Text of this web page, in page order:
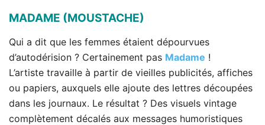
MADAME (MOUSTACHE)
Qui a dit que les femmes étaient dépourvues
d’autodérision ? Certainement pas Madame !
L’artiste travaille à partir de vieilles publicités, affiches
ou papiers, auxquels elle ajoute des lettres découpées
dans les journaux. Le résultat ? Des visuels vintage
complètement décalés aux messages humoristiques